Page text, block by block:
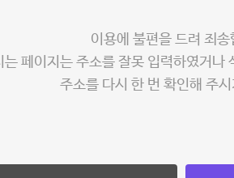
이용에 불편을 드려 죄송
는 페이지는 주소를 잘못 입력하였거나
주소를 다시 한 번 확인해 주